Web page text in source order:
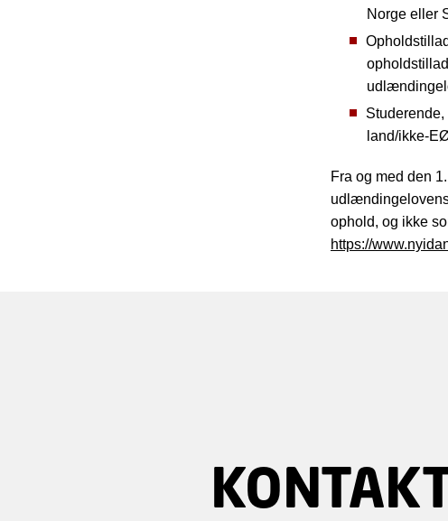
Norge eller
land/ikke-
Fra og med den
ophold, og ikke
https://